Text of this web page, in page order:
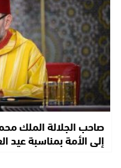
صاحب الجلالة الملك
إلى الأمة بمناسبة عيد